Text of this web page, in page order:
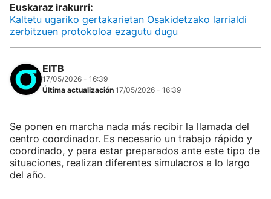
Euskaraz irakurri:
Kaltetu ugariko gertakarietan Osakidetzako larrialdi
zerbitzuen protokoloa ezagutu dugu
EITB
17/05/2026 - 16:39
Última actualización 17/05/2026 - 16:39
Se ponen en marcha nada más recibir la llamada del
centro coordinador. Es necesario un trabajo rápido y
coordinado, y para estar preparados ante este tipo de
situaciones, realizan diferentes simulacros a lo largo
del año.